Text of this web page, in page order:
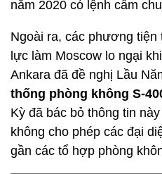
năm 2020 có lệnh cấm
Ngoài ra, các phương tiện
lực làm Moscow lo ngại
Ankara đã đề nghị Lầu
thống phòng không S-
Kỳ đã bác bỏ thông tin
không cho phép các đại
gần các tổ hợp phòng